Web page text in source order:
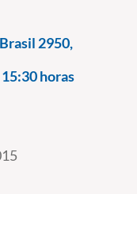
2950,
horas